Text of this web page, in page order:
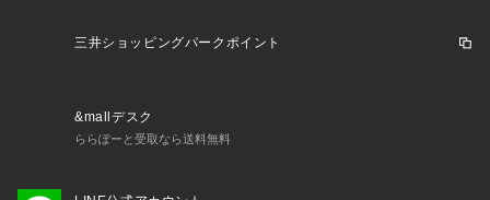
三井ショッピングパークポイント
&mallデスク
ららぽーと受取なら送料無料